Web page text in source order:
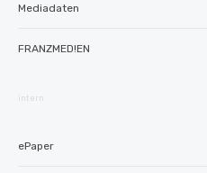
Mediadaten
FRANZMED!EN
intern
ePaper